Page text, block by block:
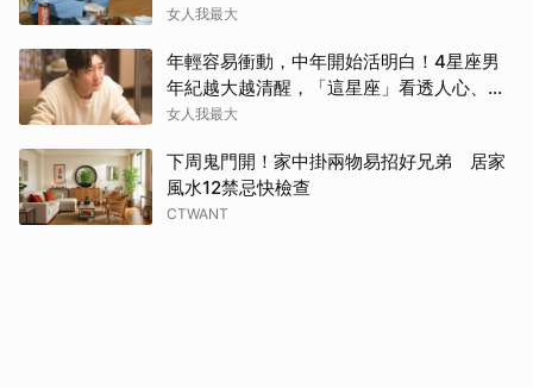
吃大餐
女人我最大
年輕容易衝動，中年開始活明白！4星座男
年紀越大越清醒，「這星座」看透人心、不
再討好任何人
女人我最大
下周鬼門開！家中掛兩物易招好兄弟 居家
風水12禁忌快檢查
CTWANT